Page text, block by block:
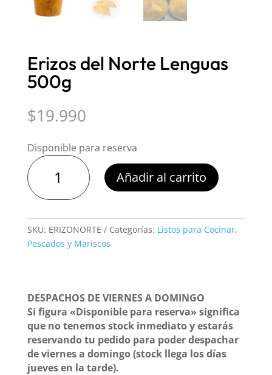
Erizos del Norte Lenguas
500g
$19.990
Disponible para reserva
Erizos
del
Norte
Lenguas
500g
cantidad
Añadir al carrito
SKU: ERIZONORTE Categorías: Listos para Cocinar,
Pescados y Mariscos
DESPACHOS DE VIERNES A DOMINGO
Si figura «Disponible para reserva» significa
que no tenemos stock inmediato y estarás
reservando tu pedido para poder despachar
de viernes a domingo (stock llega los días
jueves en la tarde).